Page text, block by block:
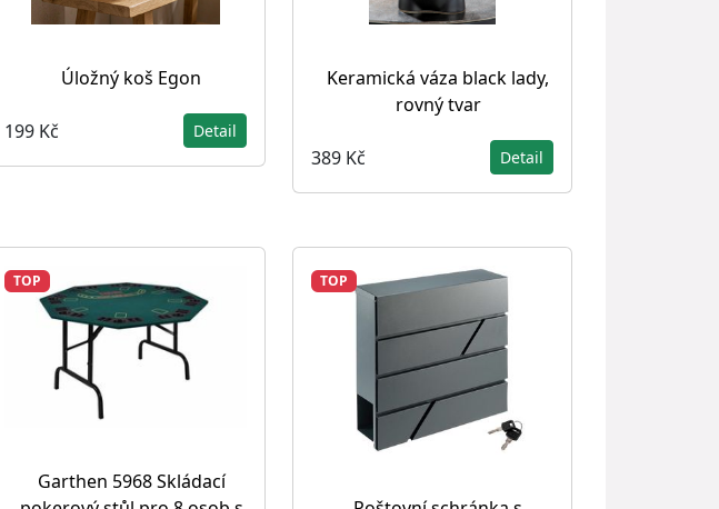
Úložný koš Egon
199 Kč Detail
Keramická váza black lady,
rovný tvar
389 Kč Detail
TOP
Garthen 5968 Skládací
TOP